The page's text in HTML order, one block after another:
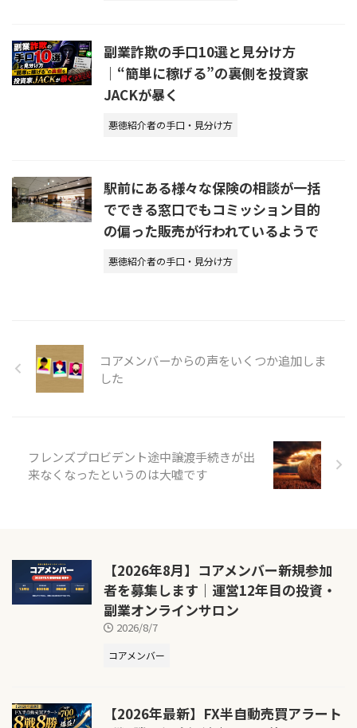
副業詐欺の手口10選と見分け方
｜“簡単に稼げる”の裏側を投資家
JACKが暴く
悪徳紹介者の手口・見分け方
駅前にある様々な保険の相談が一括
でできる窓口でもコミッション目的
の偏った販売が行われているようで
悪徳紹介者の手口・見分け方
コアメンバーからの声をいくつか追加しま
した
フレンズプロビデント途中譲渡手続きが出
来なくなったというのは大嘘です
【2026年8月】コアメンバー新規参加
者を募集します｜運営12年目の投資・
副業オンラインサロン
2026/8/7
コアメンバー
【2026年最新】FX半自動売買アラート